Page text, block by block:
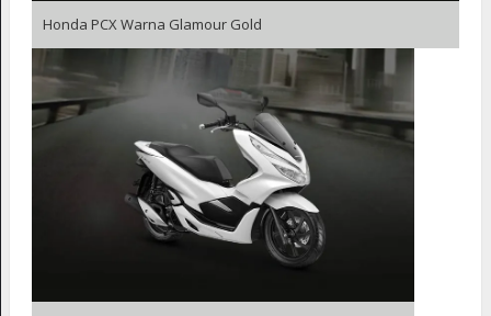
Honda PCX Warna Glamour Gold